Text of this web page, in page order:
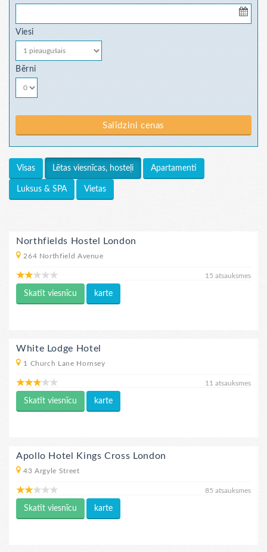
Viesi
Bērni
Salīdzini cenas
Visas Lētas viesnīcas, hosteļi Apartamenti
Luksus & SPA Vietas
Northfields Hostel London
264 Northfield Avenue
15 atsauksmes
Skatīt viesnīcu karte
White Lodge Hotel
1 Church Lane Hornsey
11 atsauksmes
Skatīt viesnīcu karte
Apollo Hotel Kings Cross London
43 Argyle Street
85 atsauksmes
Skatīt viesnīcu karte